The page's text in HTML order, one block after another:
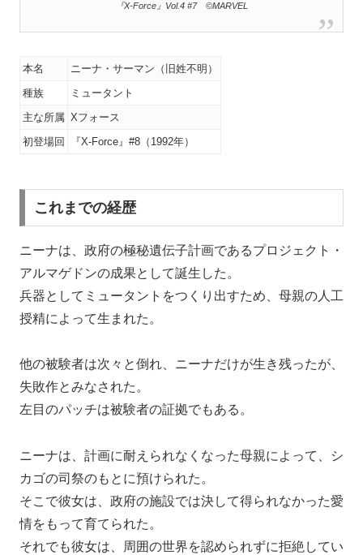
『X-Force』Vol.4 #7 ©MARVEL
本名
ニーナ・サーマン（旧姓不明）
種族
ミュータント
主な所属 Xフォース
初登場回
『X-Force』#8（1992年）
これまでの経歴
ニーナは、政府の極秘遺伝子計画であるプロジェクト・
アルマゲドンの成果として誕生した。
兵器としてミュータントをつくり出すため、母親の人工
授精によって生まれた。
他の被験者は次々と倒れ、ニーナだけが生き残ったが、
失敗作とみなされた。
左目のパッチは被験者の証拠でもある。
ニーナは、計画に耐えられなくなった母親によって、シ
カゴの司祭のもとに預けられた。
そこで彼女は、政府の施設では決して得られなかった愛
情をもって育てられた。
それでも彼女は、周囲の世界を認められずに拒絶してい